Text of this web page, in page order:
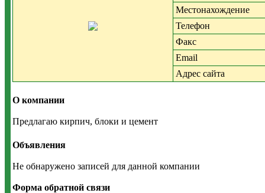
Местонахождение
Телефон
Факс
Email
Адрес сайта
О компании
Предлагаю кирпич, блоки и цемент
Объявления
Не обнаружено записей для данной компании
Форма обратной связи